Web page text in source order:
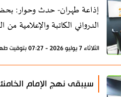
إذاعة طهران- حدث وحوار:
الدرواني الكاتبة والإعلامية من
الثلاثاء 7 يوليو 2026 - 07:27 بتوقيت طهران
سيبقى نهج الإمام